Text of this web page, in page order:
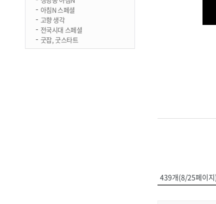
아침N 스페셜
고향 생각
전국시대 스페셜
굿잡, 굿스타트
439개(8/25페이